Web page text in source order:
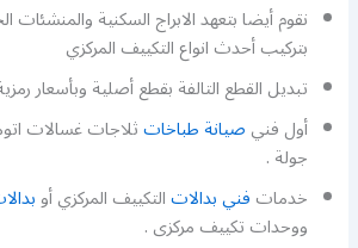
نقوم أيضا بتعهد الابراج السكنية والمنشئات
بتركيب أحدث انواع التكييف المركزي
تبديل القطع التالفة بقطع أصلية وبأسعار
أول فنيصيانة طباخاتثلاجات غسالات
جولة .
خدماتفني بدالاتالتكييف المركزي أو
ووحدات تكييف مركزى .